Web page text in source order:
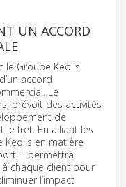
UN ACCORD
le Groupe Keolis
accord
Le
prévoit des activités
de
fret. En alliant les
Keolis en matière
il permettra
chaque client pour
l’impact